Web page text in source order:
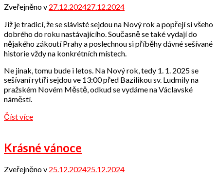
Zveřejněno v 27.12.202427.12.2024
přátel
Již je tradicí, že se slávisté sejdou na Nový rok a popřejí si všeho
dobrého do roku nastávajícího. Současně se také vydají do
nějakého zákoutí Prahy a poslechnou si příběhy dávné sešívané
historie vždy na konkrétních místech.
Ne jinak, tomu bude i letos. Na Nový rok, tedy 1. 1. 2025 se
sešívaní rytíři sejdou ve 13:00 před Bazilikou sv. Ludmily na
pražském Novém Městě, odkud se vydáme na Václavské
náměstí.
Číst více
Krásné vánoce
Zveřejněno v 25.12.202425.12.2024